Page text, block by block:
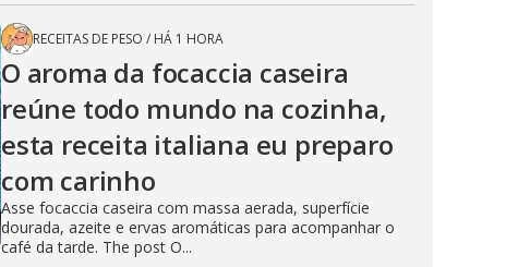
RECEITAS DE PESO / HÁ 1 HORA
O aroma da focaccia caseira
reúne todo mundo na cozinha,
esta receita italiana eu preparo
com carinho
Asse focaccia caseira com massa aerada, superfície
dourada, azeite e ervas aromáticas para acompanhar o
café da tarde. The post O...